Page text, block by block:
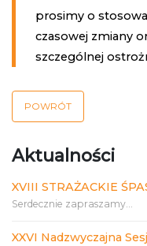
Aktualności
XVIII STRAŻACKIE
Serdecznie zapraszamy...
XXVI Nadzwyczajna
prosimy o
czasowej zmiany
szczególnej
POWRÓT